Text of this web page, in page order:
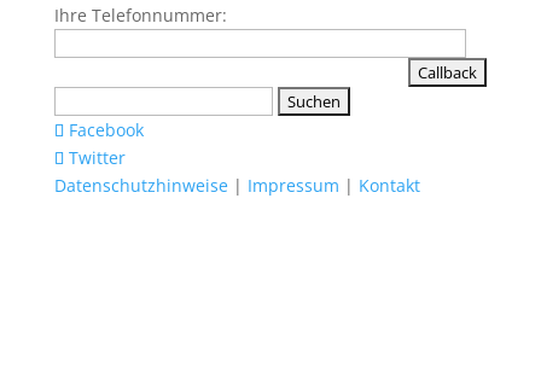
Ihre Telefonnummer:
nach:
Facebook
Twitter
Datenschutzhinweise| Impressum | Kontakt